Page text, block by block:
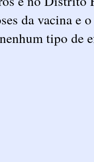
da vacina e
tipo de